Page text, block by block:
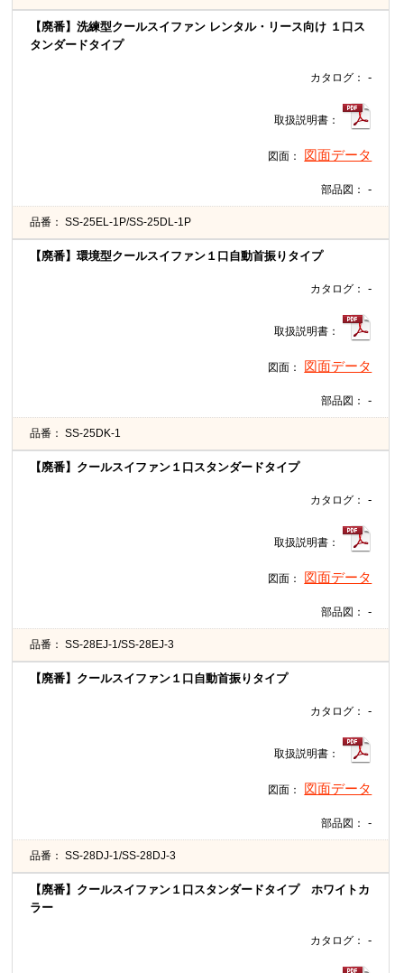
【廃番】洗練型クールスイファン レンタル・リース向け １口ス
タンダードタイプ
カタログ： -
取扱説明書：
図面： 図面データ
部品図： -
品番： SS-25EL-1P/SS-25DL-1P
【廃番】環境型クールスイファン１口自動首振りタイプ
カタログ： -
取扱説明書：
図面： 図面データ
部品図： -
品番： SS-25DK-1
【廃番】クールスイファン１口スタンダードタイプ
カタログ： -
取扱説明書：
図面： 図面データ
部品図： -
品番： SS-28EJ-1/SS-28EJ-3
【廃番】クールスイファン１口自動首振りタイプ
カタログ： -
取扱説明書：
図面： 図面データ
部品図： -
品番： SS-28DJ-1/SS-28DJ-3
【廃番】クールスイファン１口スタンダードタイプ ホワイトカ
ラー
カタログ： -